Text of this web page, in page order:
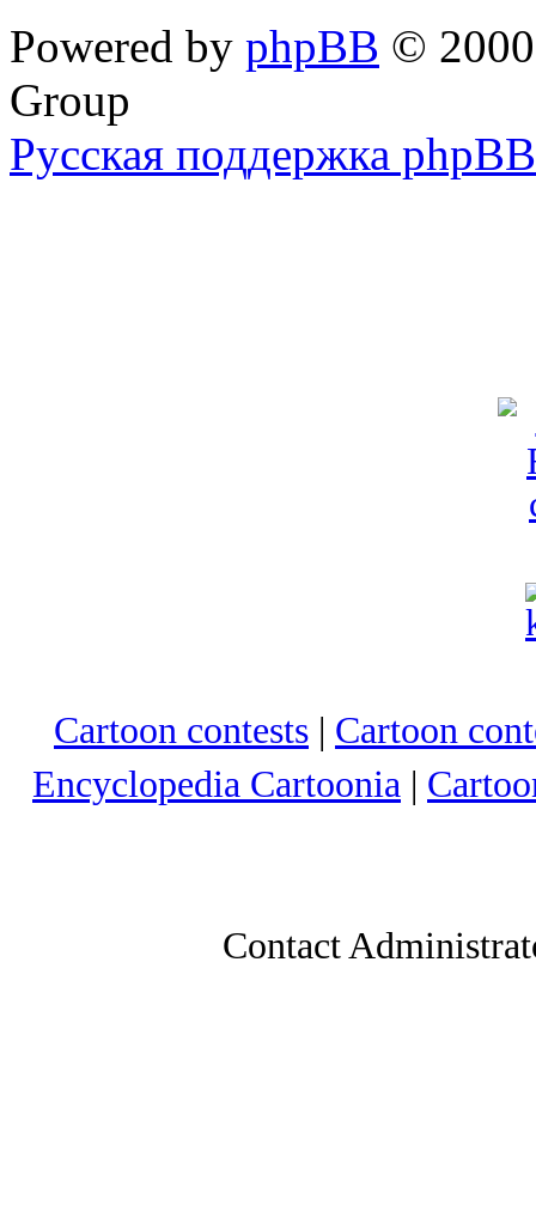
Powered by phpBB ©
Group
Русская поддержка phpBB
Cartoon contests | Cartoon
Encyclopedia Cartoonia |
Contact